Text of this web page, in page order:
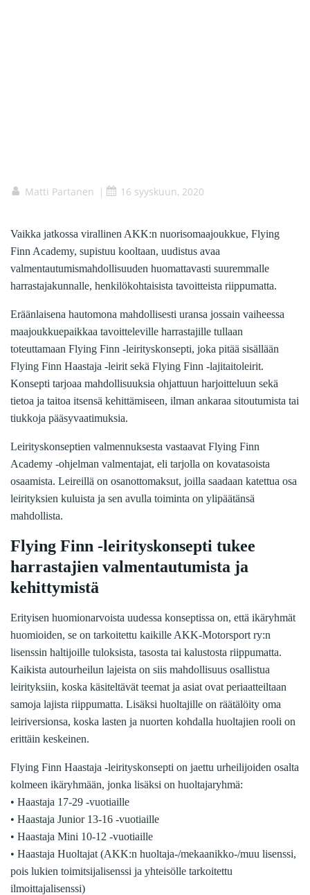
Matti Partanen | 16 syyskuun, 2020
Vaikka jatkossa virallinen AKK:n nuorisomaajoukkue, Flying
Finn Academy, supistuu kooltaan, uudistus avaa
valmentautumismahdollisuuden huomattavasti suuremmalle
harrastajakunnalle, henkilökohtaisista tavoitteista riippumatta.
Eräänlaisena hautomona mahdollisesti uransa jossain vaiheessa
maajoukkuepaikkaa tavoitteleville harrastajille tullaan
toteuttamaan Flying Finn -leirityskonsepti, joka pitää sisällään
Flying Finn Haastaja -leirit sekä Flying Finn -lajitaitoleirit.
Konsepti tarjoaa mahdollisuuksia ohjattuun harjoitteluun sekä
tietoa ja taitoa itsensä kehittämiseen, ilman ankaraa sitoutumista tai
tiukkoja pääsyvaatimuksia.
Leirityskonseptien valmennuksesta vastaavat Flying Finn
Academy -ohjelman valmentajat, eli tarjolla on kovatasoista
osaamista. Leireillä on osanottomaksut, joilla saadaan katettua osa
leirityksien kuluista ja sen avulla toiminta on ylipäätänsä
mahdollista.
Flying Finn -leirityskonsepti tukee
harrastajien valmentautumista ja
kehittymistä
Erityisen huomionarvoista uudessa konseptissa on, että ikäryhmät
huomioiden, se on tarkoitettu kaikille AKK-Motorsport ry:n
lisenssin haltijoille tuloksista, tasosta tai kalustosta riippumatta.
Kaikista autourheilun lajeista on siis mahdollisuus osallistua
leirityksiin, koska käsiteltävät teemat ja asiat ovat periaatteiltaan
samoja lajista riippumatta. Lisäksi huoltajille on räätälöity oma
leiriversionsa, koska lasten ja nuorten kohdalla huoltajien rooli on
erittäin keskeinen.
Flying Finn Haastaja -leirityskonsepti on jaettu urheilijoiden osalta
kolmeen ikäryhmään, jonka lisäksi on huoltajaryhmä:
• Haastaja 17-29 -vuotiaille
• Haastaja Junior 13-16 -vuotiaille
• Haastaja Mini 10-12 -vuotiaille
• Haastaja Huoltajat (AKK:n huoltaja-/mekaanikko-/muu lisenssi,
pois lukien toimitsijalisenssi ja yhteisölle tarkoitettu
ilmoittajalisenssi)